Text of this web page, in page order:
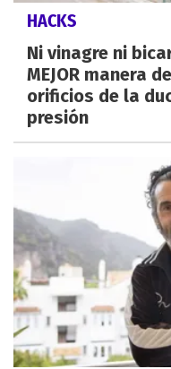
HACKS
Ni vinagre ni
MEJOR manera
orificios de la
presión